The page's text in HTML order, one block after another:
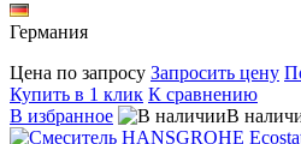
Германия
Цена по запросу Запросить цену
Купить в 1 клик К сравнению
В избранное
В